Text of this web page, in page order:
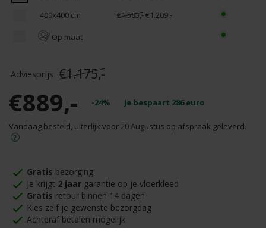
400x400 cm
€1.583,-€1.209,-
Op maat
€1.175,-
€889,- -24% Je bespaart 286euro
Vandaag besteld, uiterlijk voor 20 Augustus op afspraak geleverd.
Gratis bezorging
Je krijgt 2 jaar garantie op je vloerkleed
Gratis retour binnen 14 dagen
Kies zelf je gewenste bezorgdag
Achteraf betalen mogelijk